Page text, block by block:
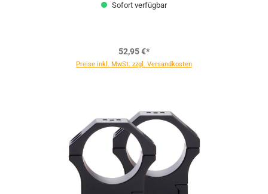
Sofort verfügbar
52,95 €*
Preise inkl. MwSt. zzgl. Versandkosten